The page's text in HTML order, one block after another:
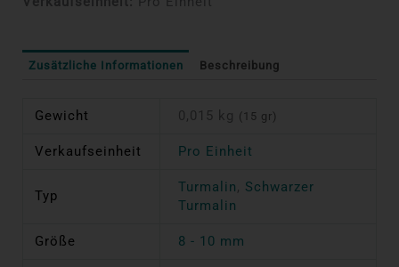
Zusätzliche Informationen Beschreibung
Gewicht 0,015 kg (15 gr)
Verkaufseinheit Pro Einheit
Typ
Turmalin, Schwarzer
Turmalin
Größe 8 - 10 mm